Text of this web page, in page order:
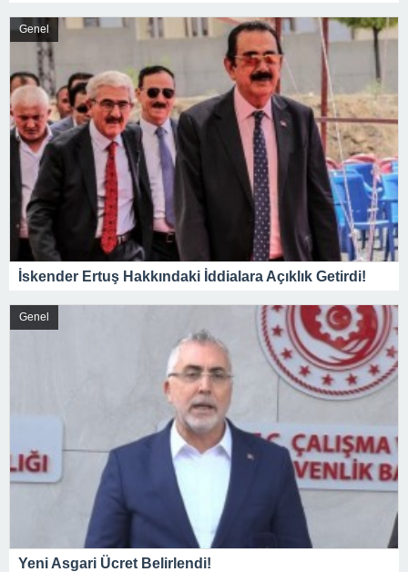
Genel
İskender Ertuş Hakkındaki İddialara Açıklık Getirdi!
Genel
Yeni Asgari Ücret Belirlendi!